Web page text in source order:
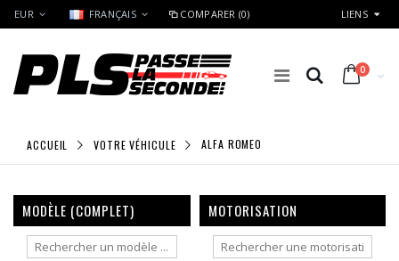
EUR FRANÇAIS COMPARER (0) LIENS
0
ACCUEIL VOTRE VÉHICULE ALFA ROMEO
MODÈLE (COMPLET) MOTORISATION